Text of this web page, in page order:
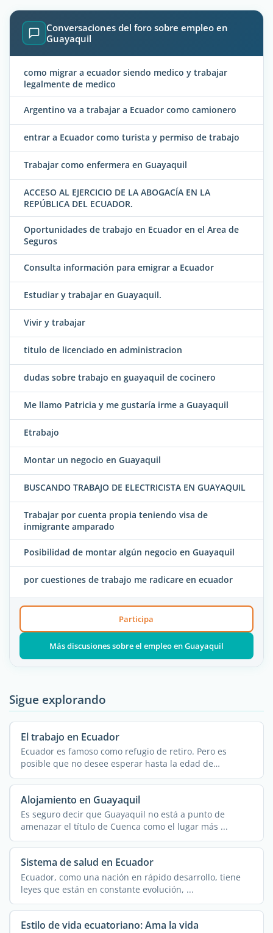
Conversaciones del foro sobre empleo en
Guayaquil
como migrar a ecuador siendo medico y trabajar
legalmente de medico
Argentino va a trabajar a Ecuador como camionero
entrar a Ecuador como turista y permiso de trabajo
Trabajar como enfermera en Guayaquil
ACCESO AL EJERCICIO DE LA ABOGACÍA EN LA
REPÚBLICA DEL ECUADOR.
Oportunidades de trabajo en Ecuador en el Area de
Seguros
Consulta información para emigrar a Ecuador
Estudiar y trabajar en Guayaquil.
Vivir y trabajar
titulo de licenciado en administracion
dudas sobre trabajo en guayaquil de cocinero
Me llamo Patricia y me gustaría irme a Guayaquil
Etrabajo
Montar un negocio en Guayaquil
BUSCANDO TRABAJO DE ELECTRICISTA EN GUAYAQUIL
Trabajar por cuenta propia teniendo visa de
inmigrante amparado
Posibilidad de montar algún negocio en Guayaquil
por cuestiones de trabajo me radicare en ecuador
Participa
Más discusiones sobre el empleo en Guayaquil
Sigue explorando
El trabajo en Ecuador
Ecuador es famoso como refugio de retiro. Pero es
posible que no desee esperar hasta la edad de
jubilación ...
Alojamiento en Guayaquil
Es seguro decir que Guayaquil no está a punto de
amenazar el título de Cuenca como el lugar más ...
Sistema de salud en Ecuador
Ecuador, como una nación en rápido desarrollo, tiene
leyes que están en constante evolución, ...
Estilo de vida ecuatoriano: Ama la vida